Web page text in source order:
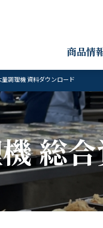
商品情
量調理機 資料ダウンロード
総